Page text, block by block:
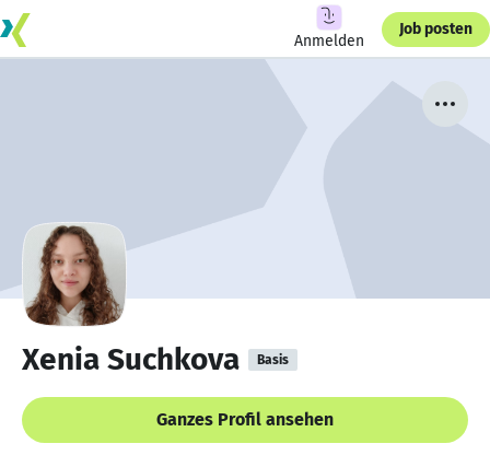
Anmelden
Job posten
Xenia Suchkova Basis
Ganzes Profil ansehen